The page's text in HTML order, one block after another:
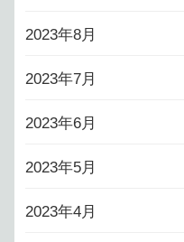
2023年8月
2023年7月
2023年6月
2023年5月
2023年4月